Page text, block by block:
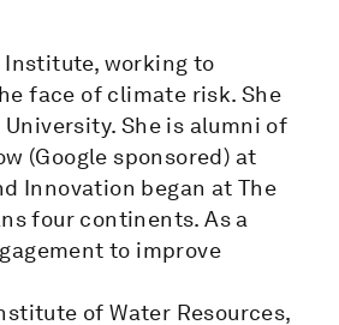
Institute, working to
face of climate risk. She
She is alumni of
(Google sponsored) at
Innovation began at The
four continents. As a
to improve
of Water Resources,